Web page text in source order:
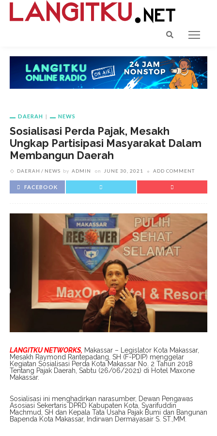
DAERAH NEWS
Sosialisasi Perda Pajak, Mesakh
Ungkap Partisipasi Masyarakat Dalam
Membangun Daerah
DAERAH NEWS by ADMIN on JUNE 30, 2021 ADD COMMENT
FACEBOOK
LANGITKU NETWORKS, Makassar – Legislator Kota Makassar,
Mesakh Raymond Rantepadang, SH (F-PDIP) menggelar
Kegiatan Sosialisasi Perda Kota Makassar No. 2 Tahun 2018
Tentang Pajak Daerah, Sabtu (26/06/2021) di Hotel Maxone
Makassar.
Sosialisasi ini menghadirkan narasumber, Dewan Pengawas
Asosiasi Sekertaris DPRD Kabupaten Kota, Syarifuddin
Machmud, SH dan Kepala Tata Usaha Pajak Bumi dan Bangunan
Bapenda Kota Makassar, Indirwan Dermayasair S. ST.,MM.